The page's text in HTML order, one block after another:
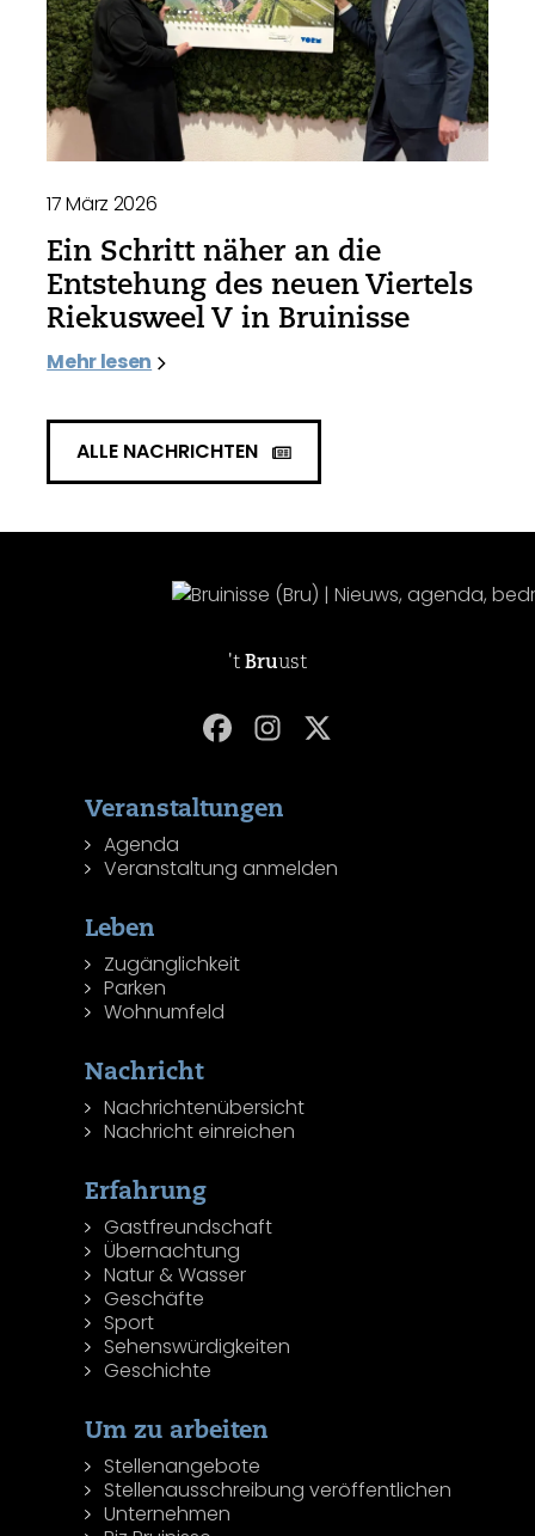
17 März 2026
Ein Schritt näher an die
Entstehung des neuen Viertels
Riekusweel V in Bruinisse
Mehr lesen
ALLE NACHRICHTEN
't Bruust
Veranstaltungen
Agenda
Veranstaltung anmelden
Leben
Zugänglichkeit
Parken
Wohnumfeld
Nachricht
Nachrichtenübersicht
Nachricht einreichen
Erfahrung
Gastfreundschaft
Übernachtung
Natur & Wasser
Geschäfte
Sport
Sehenswürdigkeiten
Geschichte
Um zu arbeiten
Stellenangebote
Stellenausschreibung veröffentlichen
Unternehmen